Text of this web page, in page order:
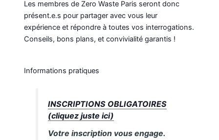
Les membres de Zero Waste Paris seront donc
présent.e.s pour partager avec vous leur
expérience et répondre à toutes vos interrogations.
Conseils, bons plans, et convivialité garantis !
Informations pratiques
INSCRIPTIONS OBLIGATOIRES
(cliquez juste ici)
Votre inscription vous engage.